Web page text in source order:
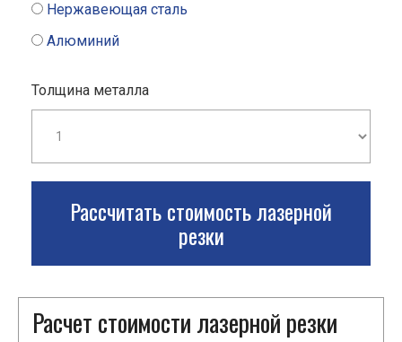
Нержавеющая сталь
Алюминий
Толщина металла
Рассчитать стоимость лазерной
резки
Расчет стоимости лазерной резки